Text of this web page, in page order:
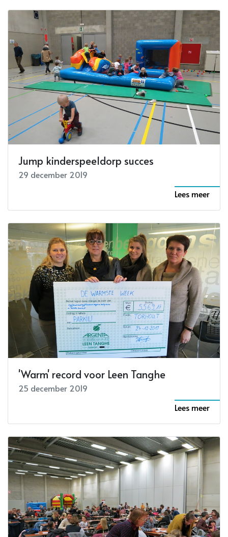
Jump kinderspeeldorp succes
29 december 2019
Lees meer
'Warm' record voor Leen Tanghe
25 december 2019
Lees meer